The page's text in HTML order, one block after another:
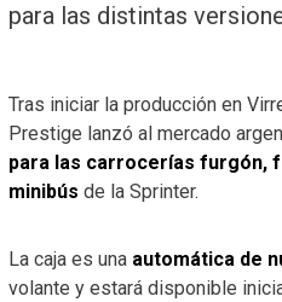
para las distintas
Tras iniciar la producción en
Prestige lanzó al mercado
para las carrocerías furgón,
minibús de la Sprinter.
La caja es una automática de
volante y estará disponible